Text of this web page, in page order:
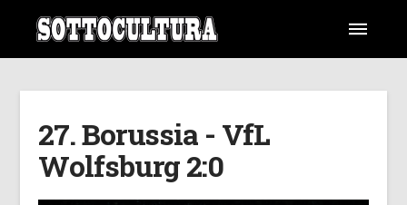
27. Borussia - VfL
Wolfsburg 2:0